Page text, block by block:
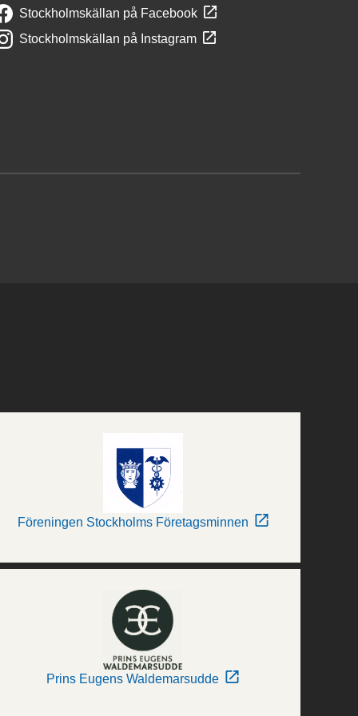
Stockholmskällan på Facebook
Stockholmskällan på Instagram
Föreningen Stockholms Företagsminnen
Prins Eugens Waldemarsudde